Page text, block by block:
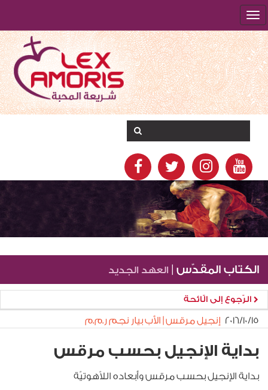
الكتاب المقدّس | العهد الجديد
الرّجوع إلى الّائحة
١٥‏/١٠‏/٢٠١٦ إنجيل مرقس | الأب بيار نجم ر.م.م
بداية الإنجيل بحسب مرقس
بداية الإنجيل بحسب مرقس وأبعاده اللاّهوتيّة